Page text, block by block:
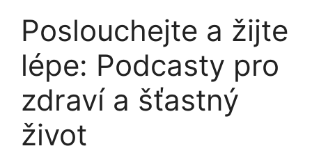
Poslouchejte a žijte
lépe: Podcasty pro
zdraví a šťastný
život